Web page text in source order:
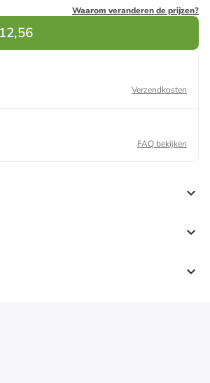
Waarom veranderen de prijzen?
Verzendkosten
FAQ bekijken